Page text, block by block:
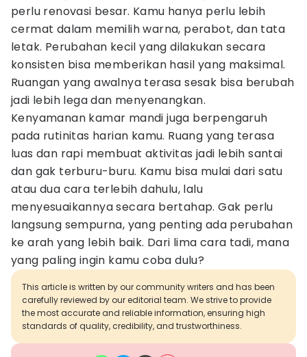
perlu renovasi besar. Kamu hanya perlu lebih
cermat dalam memilih warna, perabot, dan tata
letak. Perubahan kecil yang dilakukan secara
konsisten bisa memberikan hasil yang maksimal.
Ruangan yang awalnya terasa sesak bisa berubah
jadi lebih lega dan menyenangkan.
Kenyamanan kamar mandi juga berpengaruh
pada rutinitas harian kamu. Ruang yang terasa
luas dan rapi membuat aktivitas jadi lebih santai
dan gak terburu-buru. Kamu bisa mulai dari satu
atau dua cara terlebih dahulu, lalu
menyesuaikannya secara bertahap. Gak perlu
langsung sempurna, yang penting ada perubahan
ke arah yang lebih baik. Dari lima cara tadi, mana
yang paling ingin kamu coba dulu?
This article is written by our community writers and has been
carefully reviewed by our editorial team. We strive to provide
the most accurate and reliable information, ensuring high
standards of quality, credibility, and trustworthiness.